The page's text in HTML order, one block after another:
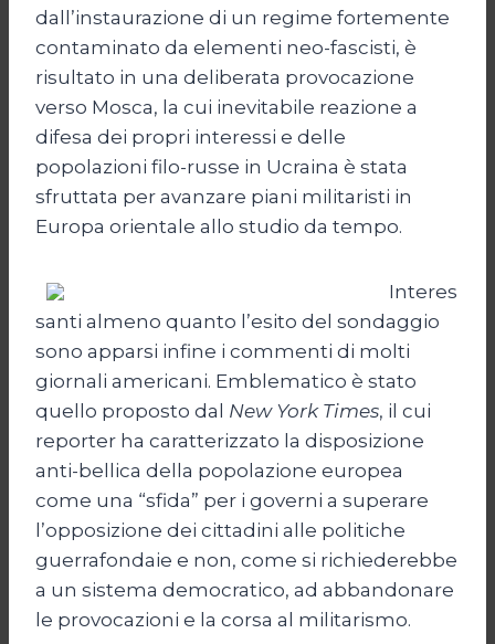
dall’instaurazione di un regime fortemente
contaminato da elementi neo-fascisti, è
risultato in una deliberata provocazione
verso Mosca, la cui inevitabile reazione a
difesa dei propri interessi e delle
popolazioni filo-russe in Ucraina è stata
sfruttata per avanzare piani militaristi in
Europa orientale allo studio da tempo.
Interes
santi almeno quanto l’esito del sondaggio
sono apparsi infine i commenti di molti
giornali americani. Emblematico è stato
quello proposto dal New York Times, il cui
reporter ha caratterizzato la disposizione
anti-bellica della popolazione europea
come una “sfida” per i governi a superare
l’opposizione dei cittadini alle politiche
guerrafondaie e non, come si richiederebbe
a un sistema democratico, ad abbandonare
le provocazioni e la corsa al militarismo.